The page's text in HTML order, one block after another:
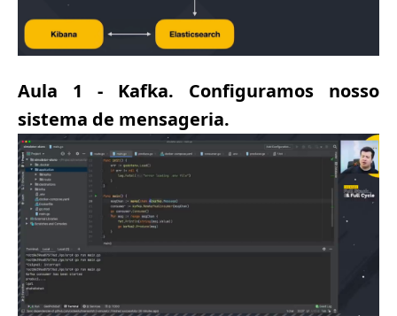
Aula 1 - Kafka. Configuramos nosso
sistema de mensageria.